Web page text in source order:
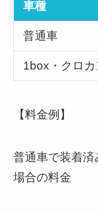
車種
普通車
1box・クロカ
【料金例】
普通車で装着
場合の料金